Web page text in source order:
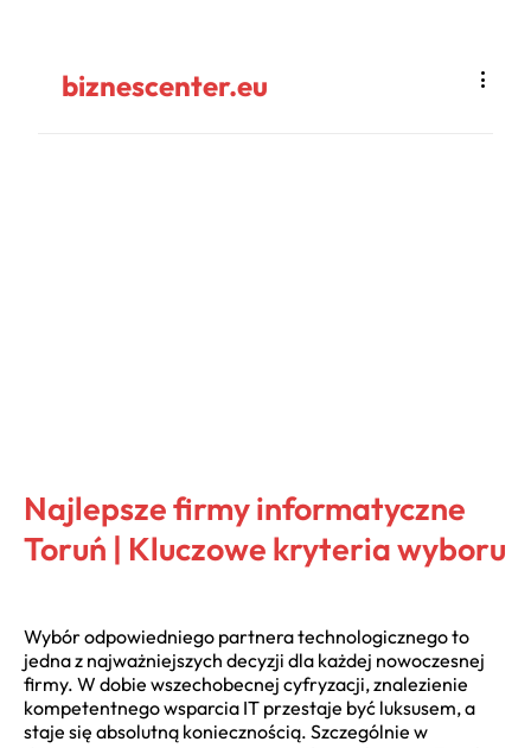
biznescenter.eu
Najlepsze firmy informatyczne
Toruń | Kluczowe kryteria wyboru
Wybór odpowiedniego partnera technologicznego to
jedna z najważniejszych decyzji dla każdej nowoczesnej
firmy. W dobie wszechobecnej cyfryzacji, znalezienie
kompetentnego wsparcia IT przestaje być luksusem, a
staje się absolutną koniecznością. Szczególnie w